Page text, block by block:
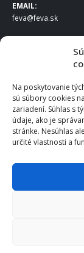
Na poskytovanie
sú súbory cookies
zariadení. Súhlas s
údaje, ako je
stránke. Nesúhlas
určité vlastnosti a
EMAIL:
feva@feva.sk
FEVA Slovakia SK
831 04 Bratislava
IČO: 50922688
DIČ: 2120539388
IČ DPH:
Po – Pia: 8:00 – 16:30